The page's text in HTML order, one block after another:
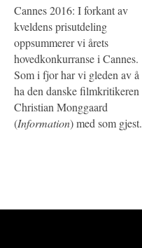
Cannes 2016: I forkant av
kveldens prisutdeling
oppsummerer vi årets
hovedkonkurranse i Cannes.
Som i fjor har vi gleden av å
ha den danske filmkritikeren
Christian Monggaard
(Information) med som gjest.